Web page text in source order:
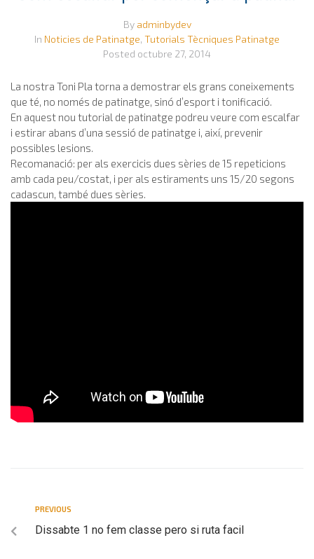
By adminbydev
In Noticies de Patinatge, Tutorials Tècniques Patinatge
Posted octubre 27, 2014
La nostra Toni Pla torna a demostrar els grans coneixements
que té, no només de patinatge, sinó d’esport i tonificació.
En aquest nou tutorial de patinatge podreu veure com escalfar
i estirar abans d’una sessió de patinatge i, així, prevenir
possibles lesions.
Recomanació: per als exercicis dues sèries de 15 repeticions
amb cada peu/costat, i per als estiraments uns 15/20 segons
cadascun, també dues sèries.
PREVIOUS
Dissabte 1 no fem classe pero si ruta facil